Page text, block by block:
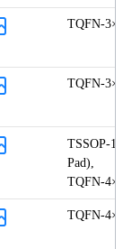
TQFN-
TQFN-
TSSOP-
Pad),
TQFN-
TQFN-